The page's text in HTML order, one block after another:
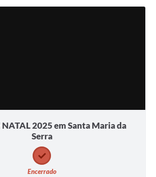
2025 em Santa Maria da
Serra
Encerrado